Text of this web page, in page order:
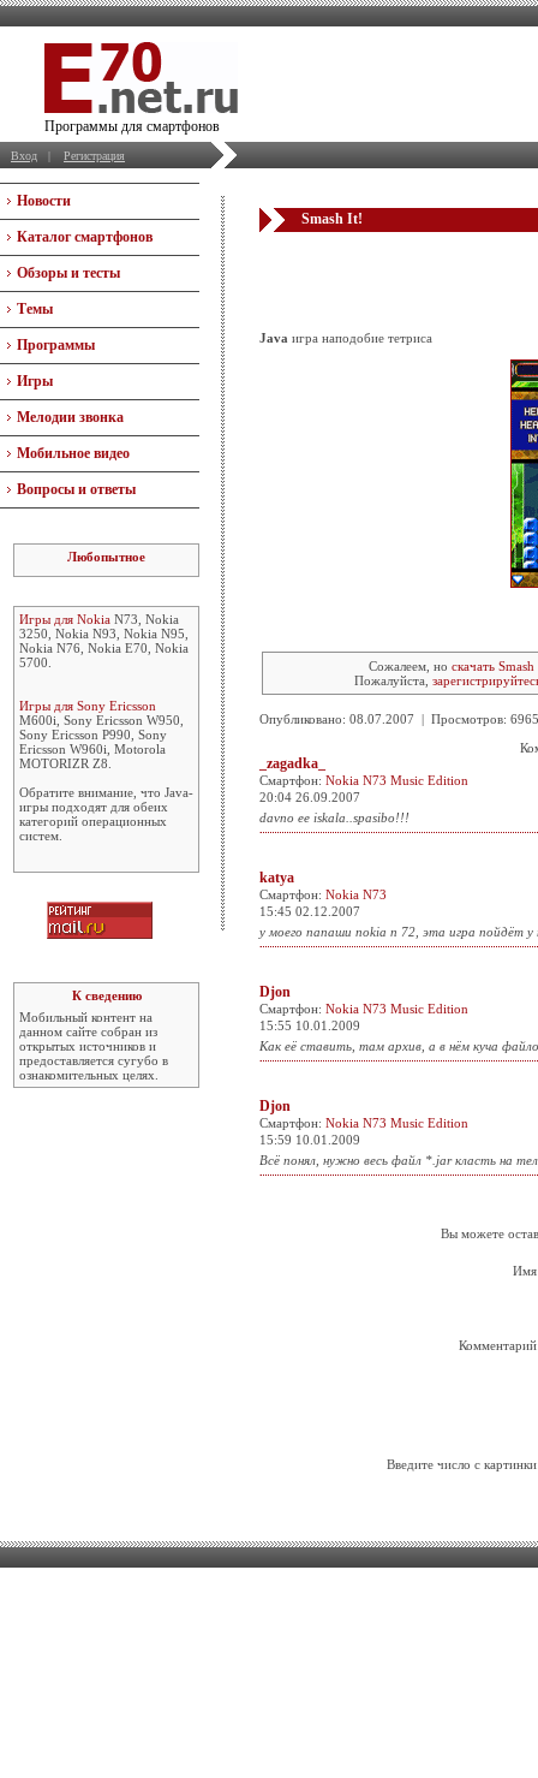
Программы для смартфонов
Вход | Регистрация
Новости
Каталог смартфонов
Обзоры и тесты
Темы
Программы
Игры
Мелодии звонка
Мобильное видео
Вопросы и ответы
Любопытное
Игры для Nokia N73, Nokia
3250, Nokia N93, Nokia N95,
Nokia N76, Nokia E70, Nokia
5700.
Игры для Sony Ericsson
M600i, Sony Ericsson W950,
Sony Ericsson P990, Sony
Ericsson W960i, Motorola
MOTORIZR Z8.
Обратите внимание, что Java-
игры подходят для обеих
категорий операционных
систем.
К сведению
Мобильный контент на
данном сайте собран из
открытых источников и
предоставляется сугубо в
ознакомительных целях.
Smash It!
Java игра наподобие тетриса
Сожалеем, но скачать
Пожалуйста,
Опубликовано: 08.07.2007 | Просмотров:
_zagadka_
Смартфон: Nokia N73 Music Edition
20:04 26.09.2007
davno ee iskala..spasibo!!!
katya
Смартфон: Nokia N73
15:45 02.12.2007
у моего папаши nokia n 72, эта игра пойдёт у
Djon
Смартфон: Nokia N73 Music Edition
15:55 10.01.2009
Как её ставить, там архив, а в нём куча
Djon
Смартфон: Nokia N73 Music Edition
15:59 10.01.2009
Всё понял, нужно весь файл *.jar класть на
Вы можете
Введите число с